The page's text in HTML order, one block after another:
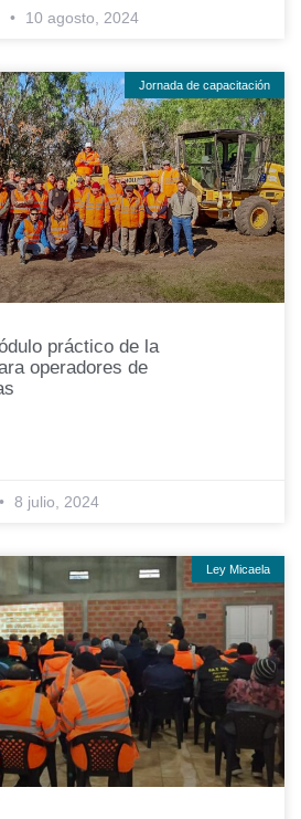
10 agosto, 2024
Jornada de capacitación
práctico de la
operadores de
8 julio, 2024
Ley Micaela